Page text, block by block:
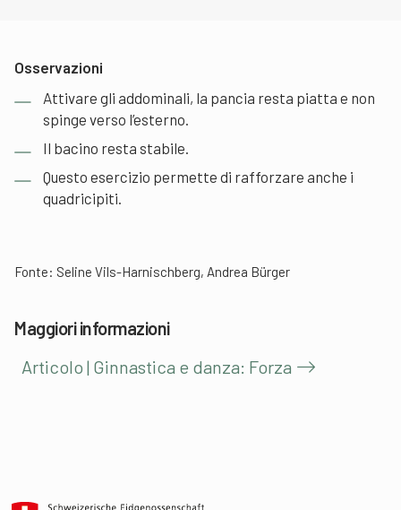
Osservazioni
Attivare gli addominali, la pancia resta piatta e non
spinge verso l’esterno.
Il bacino resta stabile.
Questo esercizio permette di rafforzare anche i
quadricipiti.
Fonte: Seline Vils-Harnischberg, Andrea Bürger
Maggiori informazioni
Articolo | Ginnastica e danza: Forza